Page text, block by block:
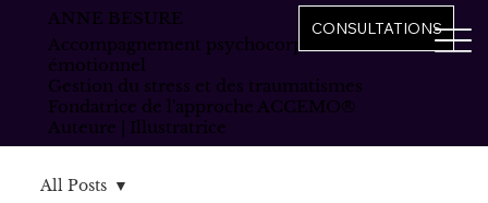
ANNE BESURE
Accompagnement psychocorporel et
émotionnel
Gestion du stress et des traumatismes
Fondatrice de l'approche ACCEMO®
Auteure | Illustratrice
CONSULTATIONS
All Posts